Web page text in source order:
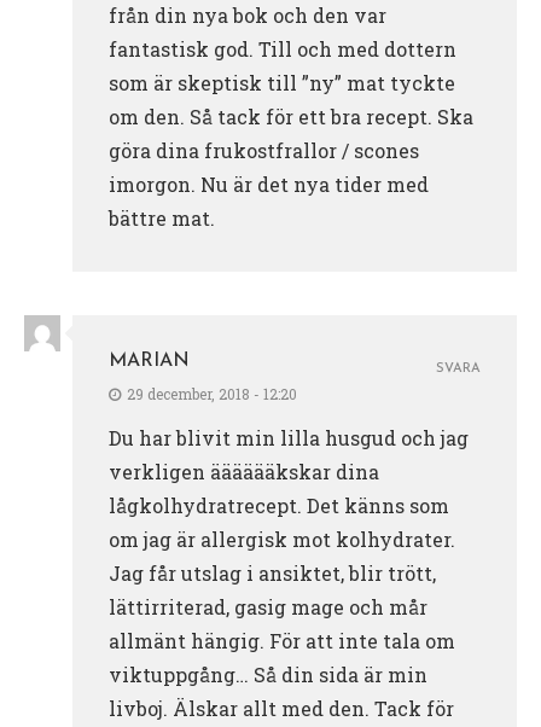
från din nya bok och den var
fantastisk god. Till och med dottern
som är skeptisk till ”ny” mat tyckte
om den. Så tack för ett bra recept. Ska
göra dina frukostfrallor / scones
imorgon. Nu är det nya tider med
bättre mat.
MARIAN
29 december, 2018 - 12:20
Du har blivit min lilla husgud och jag
verkligen ääääääkskar dina
lågkolhydratrecept. Det känns som
om jag är allergisk mot kolhydrater.
Jag får utslag i ansiktet, blir trött,
lättirriterad, gasig mage och mår
allmänt hängig. För att inte tala om
viktuppgång… Så din sida är min
livboj. Älskar allt med den. Tack för
SVARA